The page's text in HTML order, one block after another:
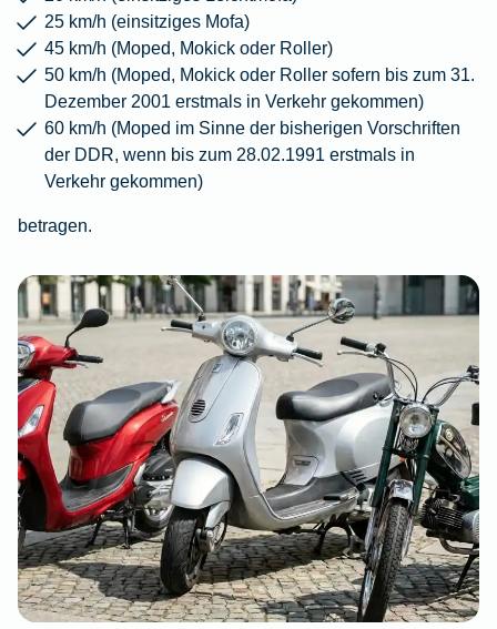
25 km/h (einsitziges Mofa)
45 km/h (Moped, Mokick oder Roller)
50 km/h (Moped, Mokick oder Roller sofern bis zum 31.
Dezember 2001 erstmals in Verkehr gekommen)
60 km/h (Moped im Sinne der bisherigen Vorschriften
der DDR, wenn bis zum 28.02.1991 erstmals in
Verkehr gekommen)
betragen.